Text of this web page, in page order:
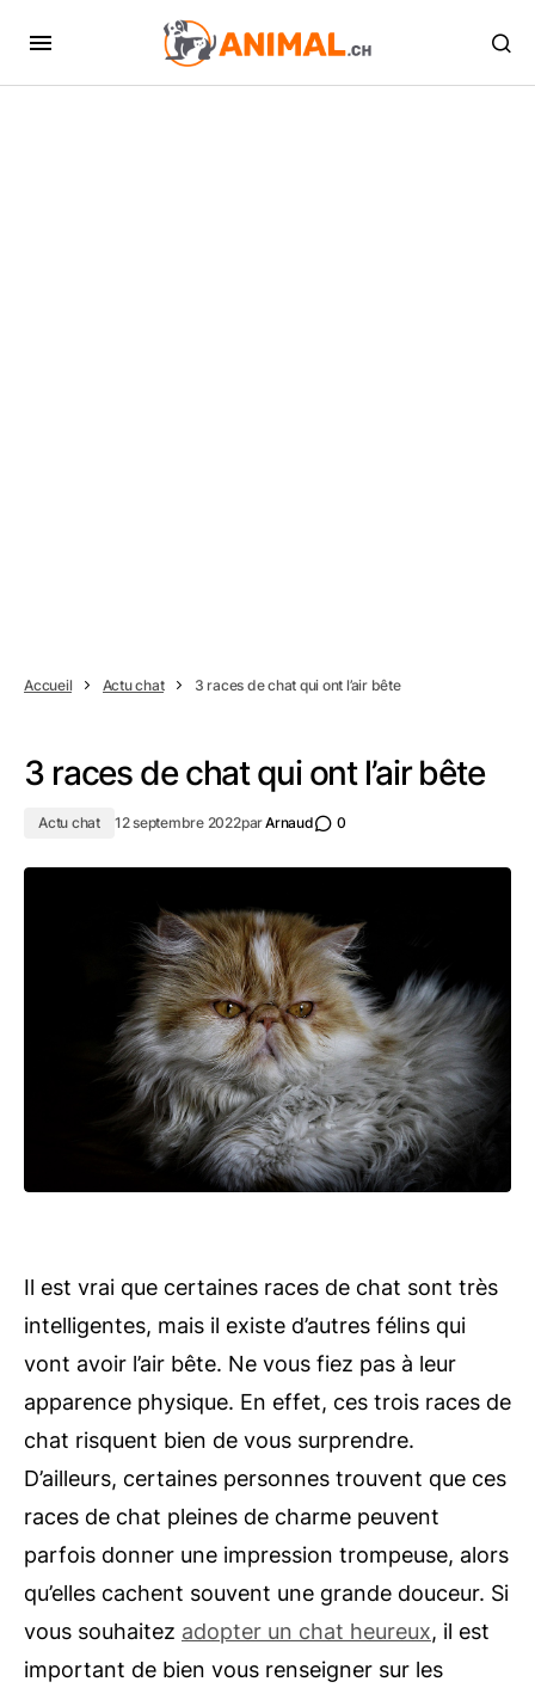
Accueil Actu chat 3 races de chat qui ont l’air bête
3 races de chat qui ont l’air bête
Actu chat 12 septembre 2022parArnaud 0
Il est vrai que certaines races de chat sont très
intelligentes, mais il existe d’autres félins qui
vont avoir l’air bête. Ne vous fiez pas à leur
apparence physique. En effet, ces trois races de
chat risquent bien de vous surprendre.
D’ailleurs, certaines personnes trouvent que ces
races de chat pleines de charme peuvent
parfois donner une impression trompeuse, alors
qu’elles cachent souvent une grande douceur. Si
vous souhaitez adopter un chat heureux, il est
important de bien vous renseigner sur les